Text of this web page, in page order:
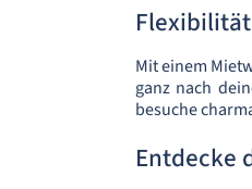
Mit einem
ganz nach
besuche
Entdecke